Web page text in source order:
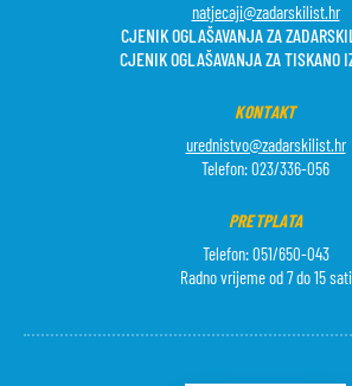
natjecaji@zadarskilist.hr
CJENIK OGLAŠAVANJA ZA
CJENIK OGLAŠAVANJA ZA TISKANO
KONTAKT
urednistvo@zadarskilist.hr
Telefon: 023/336-056
PRETPLATA
Telefon: 051/650-043
Radno vrijeme od 7 do 15 sati